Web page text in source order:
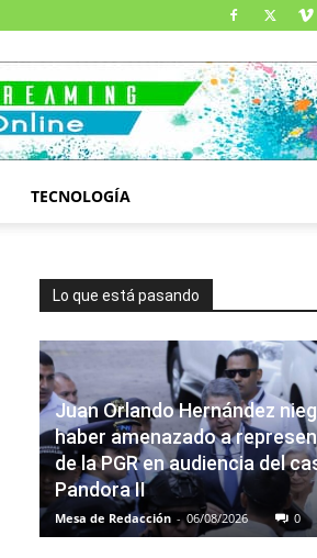
TECNOLOGÍA
Lo que está pasando
Juan Orlando Hernández
haber amenazado a
de la PGR en audiencia del
Pandora II
Mesa de Redacción - 06/08/2026 0